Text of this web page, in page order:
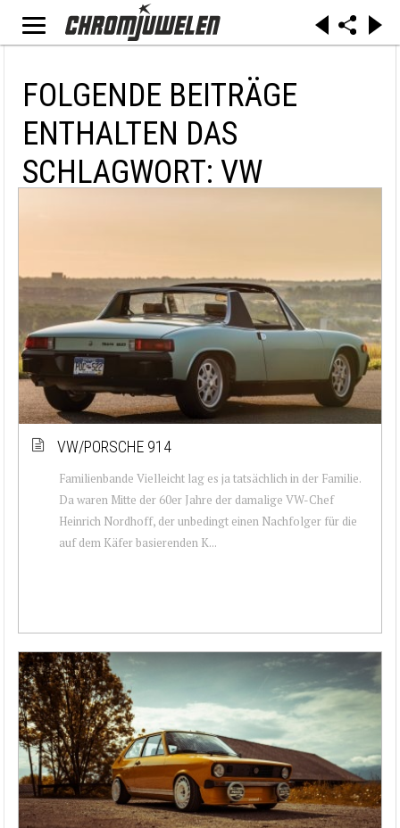
FOLGENDE BEITRÄGE
ENTHALTEN DAS
SCHLAGWORT: VW
VW/PORSCHE 914
Familienbande Vielleicht lag es ja tatsächlich in der Familie.
Da waren Mitte der 60er Jahre der damalige VW-Chef
Heinrich Nordhoff, der unbedingt einen Nachfolger für die
auf dem Käfer basierenden K...